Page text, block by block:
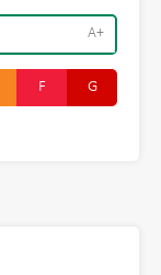
A+
F G